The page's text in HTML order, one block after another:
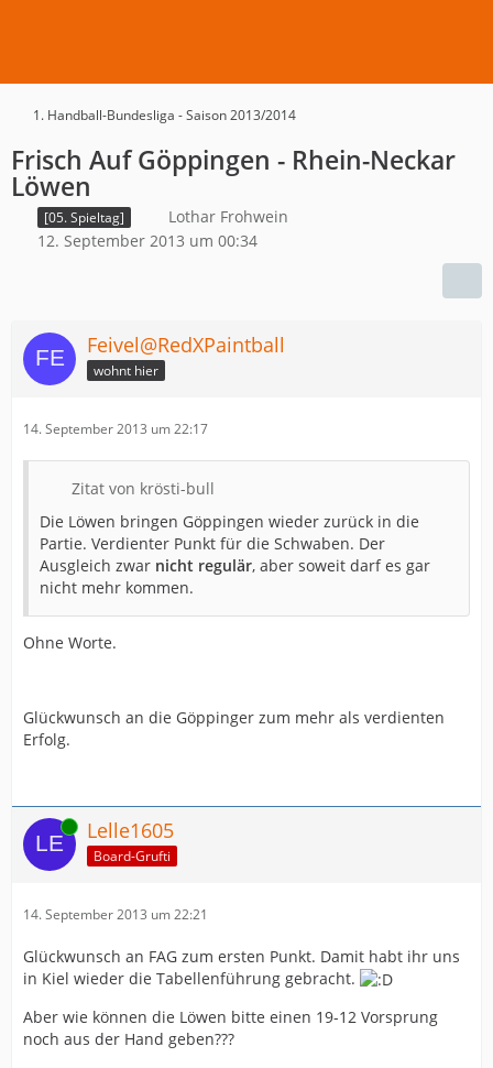
1. Handball-Bundesliga - Saison 2013/2014
Frisch Auf Göppingen - Rhein-Neckar
Löwen
[05. Spieltag]
Lothar Frohwein
12. September 2013 um 00:34
Feivel@RedXPaintball
wohnt hier
14. September 2013 um 22:17
Zitat von krösti-bull
Die Löwen bringen Göppingen wieder zurück in die
Partie. Verdienter Punkt für die Schwaben. Der
Ausgleich zwar nicht regulär, aber soweit darf es gar
nicht mehr kommen.
Ohne Worte.
Glückwunsch an die Göppinger zum mehr als verdienten
Erfolg.
Online Lelle1605
Board-Grufti
14. September 2013 um 22:21
Glückwunsch an FAG zum ersten Punkt. Damit habt ihr uns
in Kiel wieder die Tabellenführung gebracht.
Aber wie können die Löwen bitte einen 19-12 Vorsprung
noch aus der Hand geben???